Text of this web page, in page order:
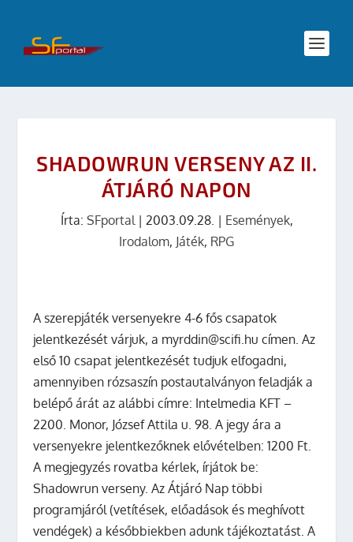
SHADOWRUN VERSENY AZ II.
ÁTJÁRÓ NAPON
Írta: SFportal| 2003.09.28. | Események,
Irodalom, Játék, RPG
A szerepjáték versenyekre 4-6 fős csapatok
jelentkezését várjuk, a myrddin@scifi.hu címen. Az
első 10 csapat jelentkezését tudjuk elfogadni,
amennyiben rózsaszín postautalványon feladják a
belépő árát az alábbi címre: Intelmedia KFT –
2200. Monor, József Attila u. 98. A jegy ára a
versenyekre jelentkezőknek elővételben: 1200 Ft.
A megjegyzés rovatba kérlek, írjátok be:
Shadowrun verseny. Az Átjáró Nap többi
programjáról (vetítések, előadások és meghívott
vendégek) a későbbiekben adunk tájékoztatást. A